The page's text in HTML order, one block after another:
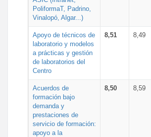
PoliformaT, Padrino,
Vinalopó, Algar...)
Apoyo de técnicos de
laboratorio y modelos
a prácticas y gestión
de laboratorios del
Centro
8,51 8,49
Acuerdos de
formación bajo
demanda y
prestaciones de
servicio de formación:
apoyo a la
8,50 8,59